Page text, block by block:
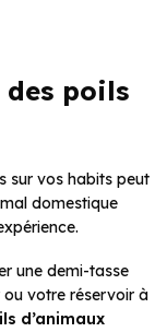
poils
sur vos habits peut
domestique
une demi-tasse
votre réservoir à
d’animaux